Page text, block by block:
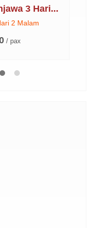
3 Hari...
2 Malam
/ pax